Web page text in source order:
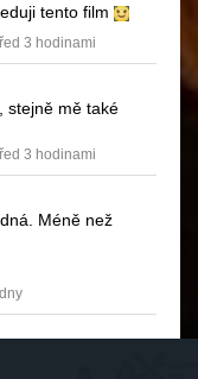
tento film
3 hodinami
stejně mě také
3 hodinami
Méně než